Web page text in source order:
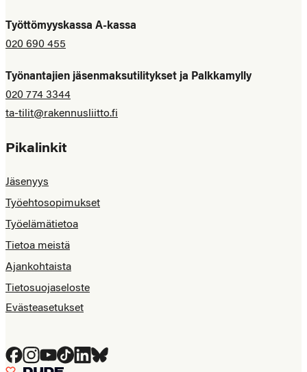
Työttömyyskassa A-kassa
020 690 455
Työnantajien jäsenmaksutilitykset ja Palkkamylly
020 774 3344
ta-tilit@rakennusliitto.fi
Pikalinkit
Jäsenyys
Työehtosopimukset
Työelämätietoa
Tietoa meistä
Ajankohtaista
Tietosuojaseloste
Evästeasetukset
Facebook
Instagram
YouTube
TiktokLinkedIn
Bluesky